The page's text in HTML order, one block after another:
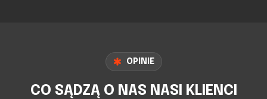
OPINIE
CO SĄDZĄ O NAS NASI KLIENCI